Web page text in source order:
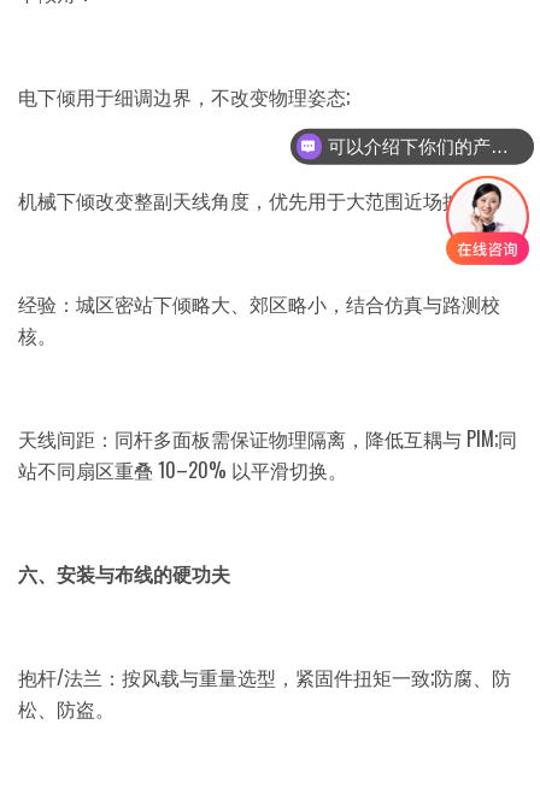
电下倾用于细调边界，不改变物理姿态;
机械下倾改变整副天线角度，优先用于大范围近场控溢出;
经验：城区密站下倾略大、郊区略小，结合仿真与路测校
核。
天线间距：同杆多面板需保证物理隔离，降低互耦与 PIM;同
站不同扇区重叠 10–20% 以平滑切换。
六、安装与布线的硬功夫
抱杆/法兰：按风载与重量选型，紧固件扭矩一致;防腐、防
松、防盗。
你们是怎么收费的呢